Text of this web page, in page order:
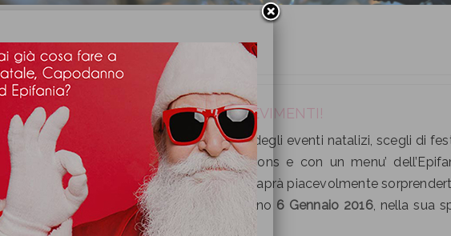
EPIFANIA PRESSO NEW LIONS RICEVIMENTI!
festa dell’Epifania, che chiude il cerchio degli eventi natalizi, scegli di
atmosfere e l’organizzazione New Lions e con un menu’
della sala ricevimenti per l’occasione: saprà piacevolmente
New Lionsdi Molfettati aspetta il giorno 6 Gennaio 2016, nella sua
dell’Epifania, non mancare!